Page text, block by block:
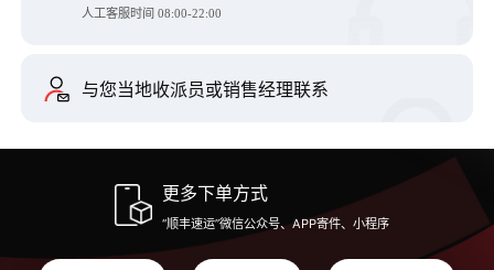
人工客服时间 08:00-22:00
与您当地收派员或销售经理联系
更多下单方式
“顺丰速运”微信公众号、APP寄件、小程序